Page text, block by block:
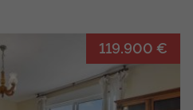
119.900 €